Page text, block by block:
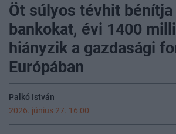
Öt súlyos tévhit bénítja
bankokat, évi 1400
hiányzik a gazdasági
Európában
Palkó István
2026. június 27. 16:00